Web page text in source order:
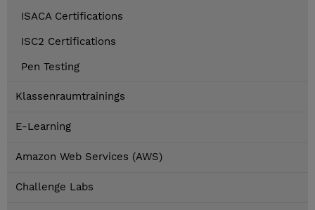
ISACA Certifications
ISC2 Certifications
Pen Testing
Klassenraumtrainings
E-Learning
Amazon Web Services (AWS)
Challenge Labs